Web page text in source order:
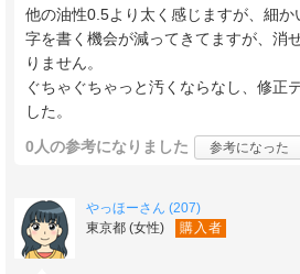
他の油性0.5より太く感じますが、細か
字を書く機会が減ってきてますが、消
りません。
ぐちゃぐちゃっと汚くならなし、修正
した。
0人の参考になりました 参考になった
やっほーさん (207)
東京都 (女性)
購入者